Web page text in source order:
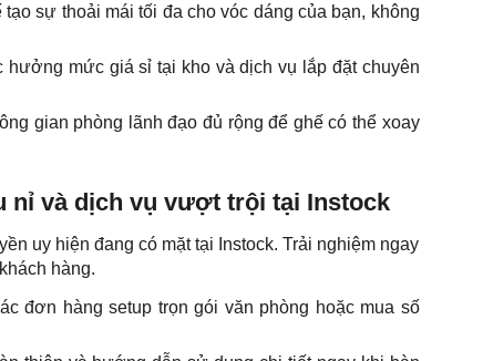
sự thoải mái tối đa cho vóc dáng của bạn, không
mức giá sỉ tại kho và dịch vụ lắp đặt chuyên
gian phòng lãnh đạo đủ rộng để ghế có thể xoay
nỉ và dịch vụ vượt trội tại Instock
uy hiện đang có mặt tại Instock. Trải nghiệm ngay
hàng.
đơn hàng setup trọn gói văn phòng hoặc mua số